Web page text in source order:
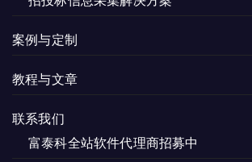
案例与定制
教程与文章
联系我们
富泰科全站软件代理商招募中